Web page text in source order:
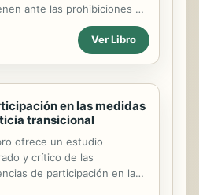
ante las prohibiciones de
electoral y determinan
de la comunicación político-
en México a partir de las
Ver Libro
en las medidas
transicional
ofrece un estudio
y crítico de las
de participación en la